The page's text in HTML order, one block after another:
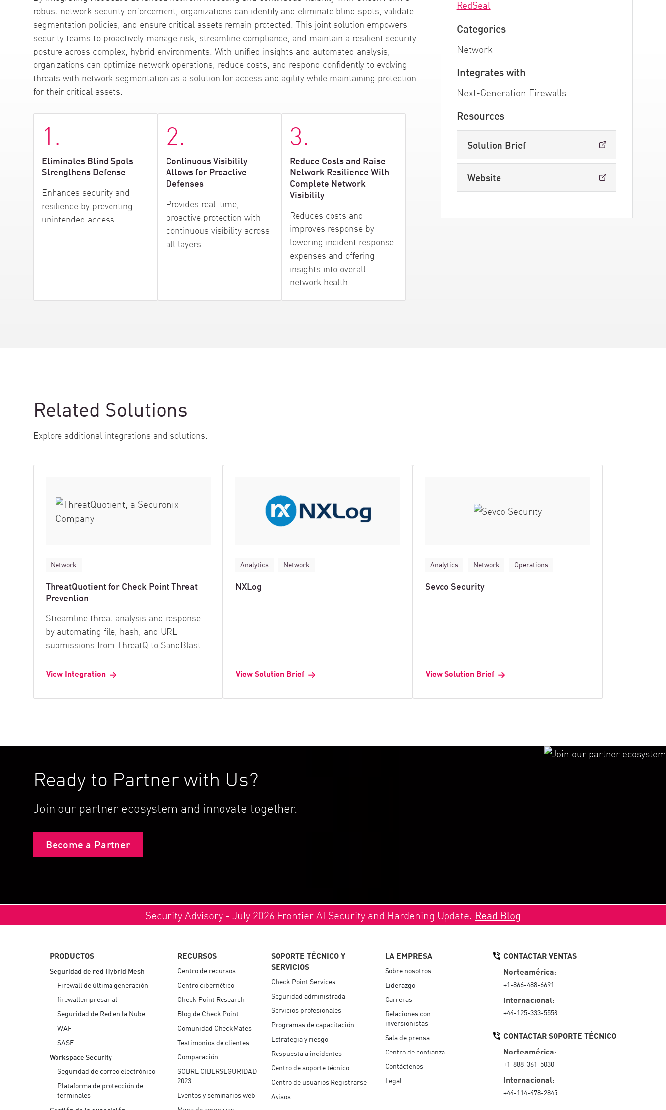
AI Agent Security
robust network security enforcement, organizations can identify and eliminate blind spots, validate
segmentation policies, and ensure critical assets remain protected. This joint solution empowers
security teams to proactively manage risk, streamline compliance, and maintain a resilient security
posture across complex, hybrid environments. With unified insights and automated analysis,
organizations can optimize network operations, reduce costs, and respond confidently to evolving
threats with network segmentation as a solution for access and agility while maintaining protection
for their critical assets.
1.
Eliminates Blind Spots
Strengthens Defense
Enhances security and
resilience by preventing
unintended access.
2.
Continuous Visibility
Allows for Proactive
Defenses
Provides real-time,
proactive protection with
continuous visibility across
all layers.
3.
Reduce Costs and Raise
Network Resilience With
Complete Network
Visibility
Reduces costs and
improves response by
lowering incident response
expenses and offering
insights into overall
network health.
RedSeal
Categories
Network
Integrates with
Next-Generation Firewalls
Resources
Solution Brief
Website
Related Solutions
Explore additional integrations and solutions.
Network
ThreatQuotient for Check Point Threat
Prevention
Streamline threat analysis and response
by automating file, hash, and URL
submissions from ThreatQ to SandBlast.
View Integration
Analytics Network
NXLog
View Solution Brief
Analytics Network Operations
Sevco Security
View Solution Brief
Ready to Partner with Us?
Join our partner ecosystem and innovate together.
Become a Partner
Security Advisory - July 2026 Frontier AI Security and Hardening Update. Read Blog
PRODUCTOS
Seguridad de red Hybrid Mesh
Firewall de última generación
firewallempresarial
Seguridad de Red en la Nube
WAF
SASE
Workspace Security
Seguridad de correo electrónico
Plataforma de protección de
terminales
RECURSOS
Centro de recursos
Centro cibernético
Check Point Research
Blog de Check Point
Comunidad CheckMates
Testimonios de clientes
Comparación
SOBRE CIBERSEGURIDAD
2023
Eventos y seminarios web
SOPORTE TÉCNICO Y
SERVICIOS
Check Point Services
Seguridad administrada
Servicios profesionales
Programas de capacitación
Estrategia y riesgo
Respuesta a incidentes
Centro de soporte técnico
Centro de usuarios Registrarse
Avisos
LA EMPRESA
Sobre nosotros
Liderazgo
Carreras
Relaciones con
inversionistas
Sala de prensa
Centro de confianza
Contáctenos
Legal
CONTACTAR VENTAS
Norteamérica:
+1-866-488-6691
Internacional:
+44-125-333-5558
CONTACTAR SOPORTE TÉCNICO
Norteamérica:
+1-888-361-5030
Internacional:
+44-114-478-2845